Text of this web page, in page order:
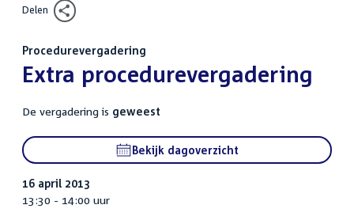
Delen
Procedurevergadering
:Extra procedurevergadering
De vergadering is geweest
Bekijk dagoverzicht
16 april 2013
13:30 - 14:00 uur